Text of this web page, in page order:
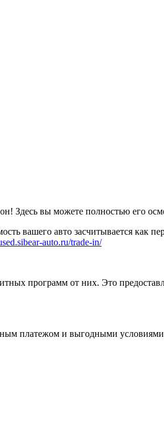
вы можете полностью его
вашего авто засчитывается как
auto.ru/trade-in/
программ от них. Это
платежом и выгодными